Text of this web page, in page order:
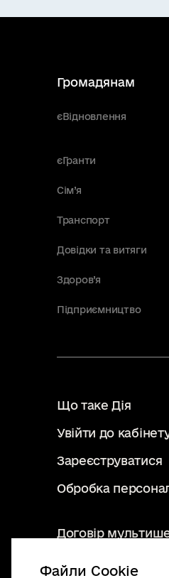
Файли Cookie
Громадянам
єВідновлення
єГранти
Сім’я
Транспорт
Довідки та витяги
Здоров’я
Підприємництво
Що таке Дія
Увійти до
Зареєструватися
Обробка
Договір